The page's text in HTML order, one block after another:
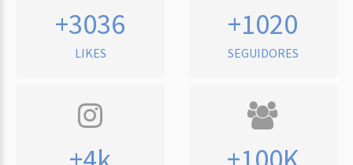
+3036
LIKES
+1020
SEGUIDORES